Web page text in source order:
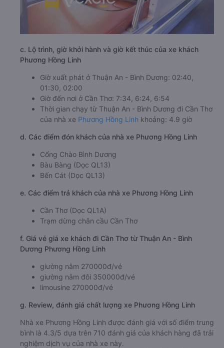
c. Lộ trình, giờ khởi hành và giờ kết thúc của xe khách
Phương Hồng Linh
Giờ xuất phát ở Thuận An - Bình Dương: 02:40,
01:30, 02:00
Giờ đến nơi ở Cần Thơ: 7:34, 6:24, 6:54
Thời gian chạy từ Thuận An - Bình Dương đi Cần Thơ
của nhà xe Phương Hồng Linh khoảng: 4.9 giờ
d. Các điểm đón khách của nhà xe Phương Hồng Linh
Cổng Chào Bình Dương
Bàu Bàng (Dọc QL13)
Bến Cát (Dọc QL13)
e. Các điểm trả khách của nhà xe Phương Hồng Linh
Cần Thơ (Dọc QL1A)
Trạm dừng chân cầu Cần Thơ
f. Giá vé giá xe khách đi Cần Thơ từ Thuận An - Bình
Dương Phương Hồng Linh
giường nằm 270000đ/vé
giường nằm đôi 350000đ/vé
limousine 270000đ/vé
g. Review, đánh giá chất lượng xe Phương Hồng Linh
Nhà xe Phương Hồng Linh được đánh giá với số điểm trung
bình là 4.3/5 dựa trên 710 đánh giá của khách hàng đã trải
nghiệm dịch vụ của nhà xe này.